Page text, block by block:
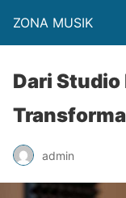
ZONA MUSIK
Dari Studio
admin